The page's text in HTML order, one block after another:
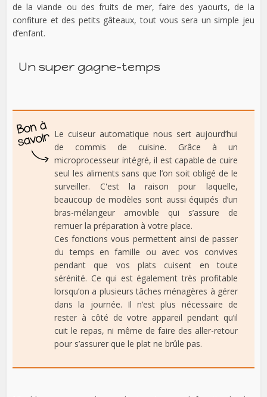
de la viande ou des fruits de mer, faire des yaourts, de la
confiture et des petits gâteaux, tout vous sera un simple jeu
d’enfant.
Un super gagne-temps
Le cuiseur automatique nous sert aujourd’hui
de commis de cuisine. Grâce à un
microprocesseur intégré, il est capable de cuire
seul les aliments sans que l’on soit obligé de le
surveiller. C'est la raison pour laquelle,
beaucoup de modèles sont aussi équipés d’un
bras-mélangeur amovible qui s’assure de
remuer la préparation à votre place.
Ces fonctions vous permettent ainsi de passer
du temps en famille ou avec vos convives
pendant que vos plats cuisent en toute
sérénité. Ce qui est également très profitable
lorsqu’on a plusieurs tâches ménagères à gérer
dans la journée. Il n’est plus nécessaire de
rester à côté de votre appareil pendant qu’il
cuit le repas, ni même de faire des aller-retour
pour s’assurer que le plat ne brûle pas.